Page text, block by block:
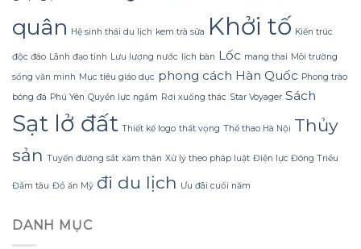
gian
so
kỳ
vọng
chia
vạch
quân Hệ sinh thái du lịch kem trà sữa Khởi tố Kiến trúc
độc đáo Lãnh đạo tỉnh Lưu lượng nước lịch bàn Lốc mang thai Môi trường
sống văn minh Mục tiêu giáo dục phong cách Hàn Quốc Phong trào
bóng đá Phú Yên Quyền lực ngầm Rơi xuống thác Star Voyager Sách
Sạt lở đất Thiết kế logo thất vọng Thể thao Hà Nội Thủy
sản Tuyến đường sắt xăm thân Xử lý theo pháp luật Điện lực Đông Triều
Đắm tàu Đồ ăn Mỹ đi du lịch Ưu đãi cuối năm
DANH MỤC